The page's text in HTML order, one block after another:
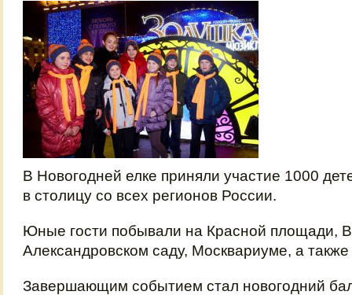
В Новогодней елке приняли участие 1000
в столицу со всех регионов России.
Юные гости побывали на Красной площади,
Александровском саду, Москвариуме, а
Завершающим событием стал новогодний